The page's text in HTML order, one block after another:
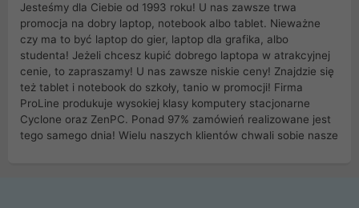
Jesteśmy dla Ciebie od 1993 roku! U nas zawsze trwa
promocja na dobry laptop, notebook albo tablet. Nieważne
czy ma to być laptop do gier, laptop dla grafika, albo
studenta! Jeżeli chcesz kupić dobrego laptopa w atrakcyjnej
cenie, to zapraszamy! U nas zawsze niskie ceny! Znajdzie się
też tablet i notebook do szkoły, tanio w promocji! Firma
ProLine produkuje wysokiej klasy komputery stacjonarne
Cyclone oraz ZenPC. Ponad 97% zamówień realizowane jest
tego samego dnia! Wielu naszych klientów chwali sobie nasze